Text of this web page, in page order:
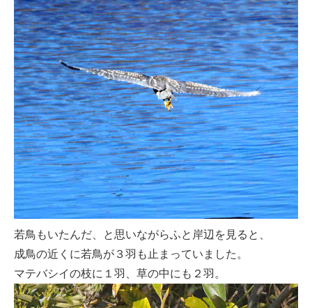
若鳥もいたんだ、と思いながらふと岸辺を見ると、
成鳥の近くに若鳥が３羽も止まっていました。
マテバシイの枝に１羽、草の中にも２羽。